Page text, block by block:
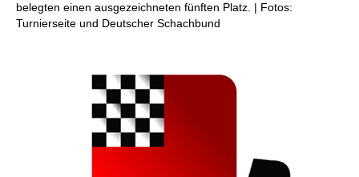
belegten einen ausgezeichneten fünften Platz. | Fotos:
Turnierseite und Deutscher Schachbund